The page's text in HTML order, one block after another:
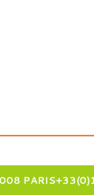
PARIS